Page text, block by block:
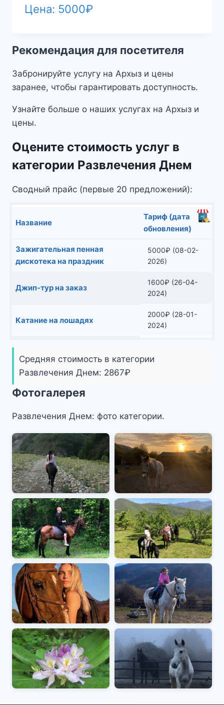
Цена: 5000₽
Рекомендация для посетителя
Забронируйте услугу на Архыз и цены
заранее, чтобы гарантировать доступность.
Узнайте больше о наших услугах на Архыз и
цены.
Оцените стоимость услуг в
категории Развлечения Днем
Сводный прайс (первые 20 предложений):
Название
Тариф (дата
обновления)
Зажигательная пенная
дискотека на праздник
5000₽ (08-02-
2026)
Джип-тур на заказ
1600₽ (26-04-
2024)
Катание на лошадях
2000₽ (28-01-
2024)
Средняя стоимость в категории
Развлечения Днем: 2867₽
Фотогалерея
Развлечения Днем: фото категории.